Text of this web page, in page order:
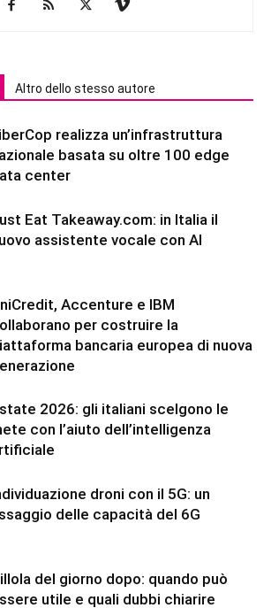
Altro dello stesso autore
realizza un’infrastruttura
basata su oltre 100 edge
center
Eat Takeaway.com: in Italia il
assistente vocale con AI
Accenture e IBM
per costruire la
bancaria europea di nuova
2026: gli italiani scelgono le
con l’aiuto dell’intelligenza
droni con il 5G: un
delle capacità del 6G
del giorno dopo: quando può
utile e quali dubbi chiarire